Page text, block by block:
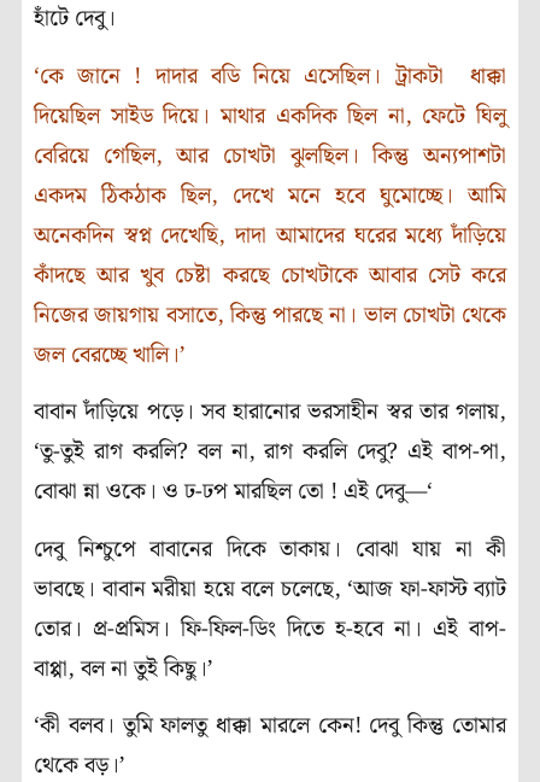
হাঁটে দেবু।
‘কে জানে ! দাদার বডি নিয়ে এসেছিল। ট্রাকটা ধাক্কা
দিয়েছিল সাইড দিয়ে। মাথার একদিক ছিল না, ফেটে ঘিলু
বেরিয়ে গেছিল, আর চোখটা ঝুলছিল। কিন্তু অন্যপাশটা
একদম ঠিকঠাক ছিল, দেখে মনে হবে ঘুমোচ্ছে। আমি
অনেকদিন স্বপ্ন দেখেছি, দাদা আমাদের ঘরের মধ্যে দাঁড়িয়ে
কাঁদছে আর খুব চেষ্টা করছে চোখটাকে আবার সেট করে
নিজের জায়গায় বসাতে, কিন্তু পারছে না। ভাল চোখটা থেকে
জল বেরচ্ছে খালি।’
বাবান দাঁড়িয়ে পড়ে। সব হারানোর ভরসাহীন স্বর তার গলায়,
‘তু-তুই রাগ করলি? বল না, রাগ করলি দেবু? এই বাপ-পা,
বোঝা ন্না ওকে। ও ঢ-ঢপ মারছিল তো ! এই দেবু—‘
দেবু নিশ্চুপে বাবানের দিকে তাকায়। বোঝা যায় না কী
ভাবছে। বাবান মরীয়া হয়ে বলে চলেছে, ‘আজ ফা-ফাস্ট ব্যাট
তোর। প্র-প্রমিস। ফি-ফিল-ডিং দিতে হ-হবে না। এই বাপ-
বাপ্পা, বল না তুই কিছু।’
‘কী বলব। তুমি ফালতু ধাক্কা মারলে কেন! দেবু কিন্তু তোমার
থেকে বড়।’